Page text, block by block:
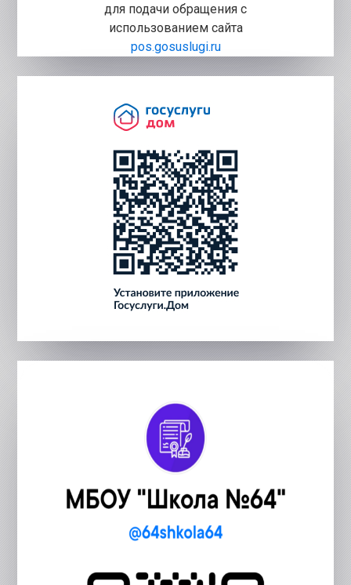
для подачи обращения с
использованием сайта
pos.gosuslugi.ru